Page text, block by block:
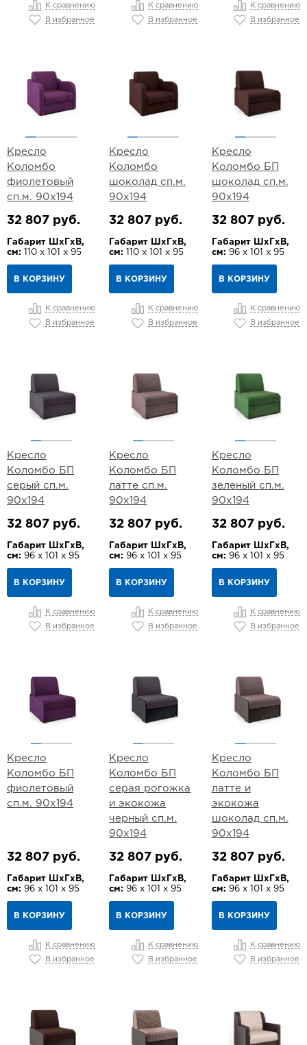
К сравнению
В избранное
К сравнению
В избранное
К сравнению
В избранное
Кресло
Коломбо
фиолетовый
сп.м. 90х194
32 807 руб.
Габарит ШхГхВ,
см: 110 х 101 х 95
В КОРЗИНУ
К сравнению
В избранное
Кресло
Коломбо
шоколад сп.м.
90х194
32 807 руб.
Габарит ШхГхВ,
см:
110 х 101 х 95
В КОРЗИНУ
К сравнению
В избранное
Кресло
Коломбо БП
шоколад сп.м.
90х194
32 807 руб.
Габарит ШхГхВ,
см: 96 х 101 х 95
В КОРЗИНУ
К сравнению
В избранное
Кресло
Коломбо БП
серый сп.м.
90х194
32 807 руб.
Габарит ШхГхВ,
см: 96 х 101 х 95
В КОРЗИНУ
К сравнению
В избранное
Кресло
Коломбо БП
латте сп.м.
90х194
32 807 руб.
Габарит ШхГхВ,
см: 96 х 101 х 95
В КОРЗИНУ
К сравнению
В избранное
Кресло
Коломбо БП
зеленый сп.м.
90х194
32 807 руб.
Габарит ШхГхВ,
см: 96 х 101 х 95
В КОРЗИНУ
К сравнению
В избранное
Кресло
Коломбо БП
фиолетовый
сп.м. 90х194
32 807 руб.
Габарит ШхГхВ,
см: 96 х 101 х 95
В КОРЗИНУ
К сравнению
В избранное
Кресло
Коломбо БП
серая рогожка
и экокожа
черный сп.м.
90х194
32 807 руб.
Габарит ШхГхВ,
см: 96 х 101 х 95
В КОРЗИНУ
К сравнению
В избранное
Кресло
Коломбо БП
латте и
экокожа
шоколад сп.м.
90х194
32 807 руб.
Габарит ШхГхВ,
см: 96 х 101 х 95
В КОРЗИНУ
К сравнению
В избранное